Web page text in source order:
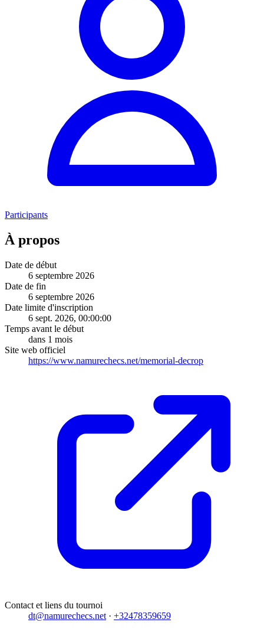
Participants
À propos
Date de début
6 septembre 2026
Date de fin
6 septembre 2026
Date limite d'inscription
6 sept. 2026, 00:00:00
Temps avant le début
dans 1 mois
Site web officiel
https://www.namurechecs.net/memorial-decrop
Contact et liens du tournoi
dt@namurechecs.net · +32478359659